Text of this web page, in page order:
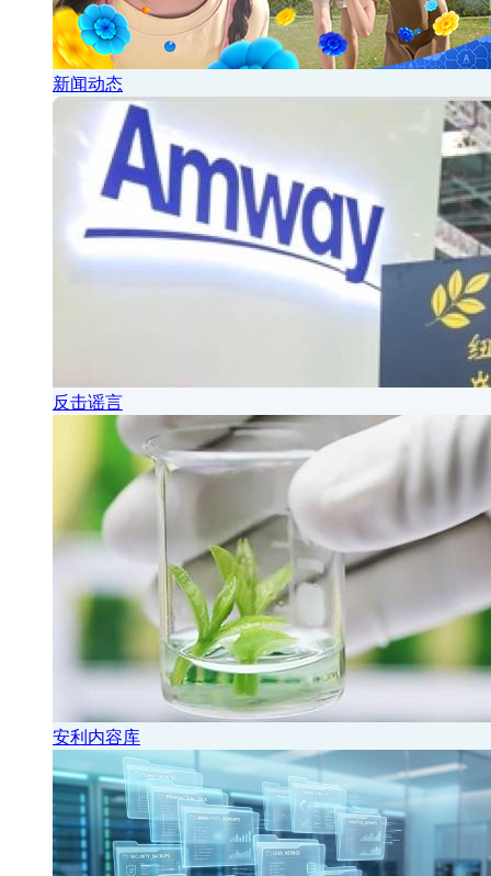
新闻动态
反击谣言
安利内容库